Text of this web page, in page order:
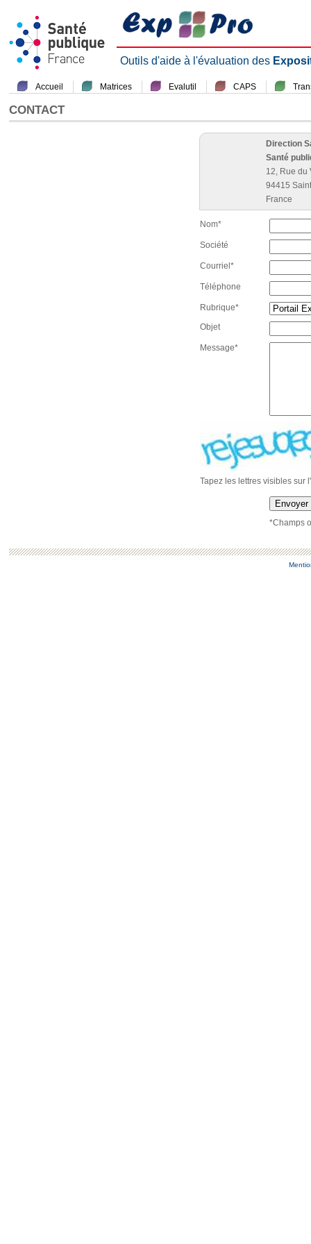
Outils d'aide à l'évaluation des
Accueil Matrices Evalutil CAPS
CONTACT
Direction
Santé
12, Rue du
94415
France
Nom*
Société
Courriel*
Téléphone
Rubrique*
Objet
Message*
Tapez les lettres visibles sur
Envoyer
*Champs